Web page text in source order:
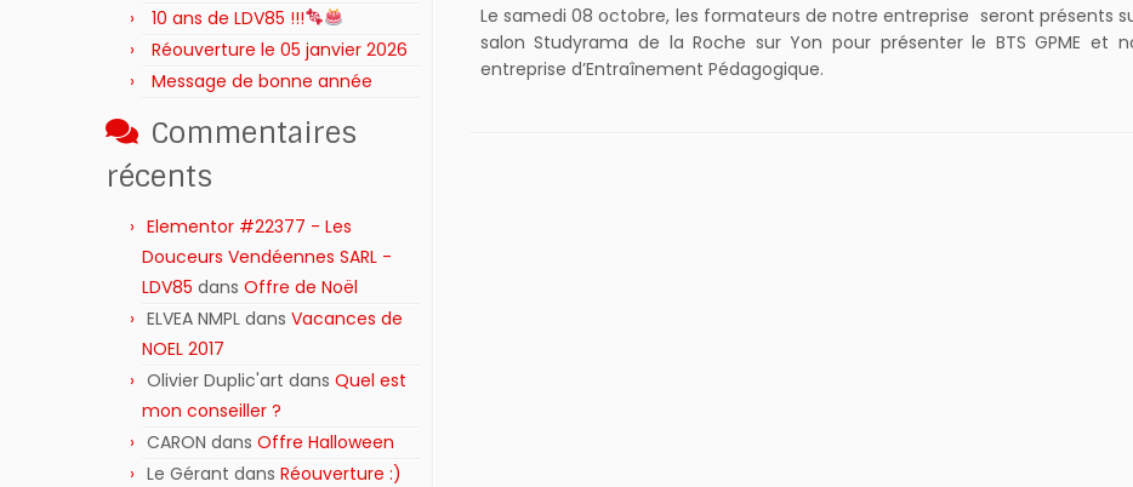
10 ans de LDV85 !!!
Réouverture le 05 janvier 2026
Message de bonne année
Commentaires
récents
Elementor #22377 - Les
Douceurs Vendéennes SARL -
LDV85 dans Offre de Noël
ELVEA NMPL dans Vacances de
NOEL 2017
Olivier Duplic'art dans Quel est
mon conseiller ?
CARON dans Offre Halloween
Le Gérant dans Réouverture :)
Le samedi 08 octobre, les formateurs de notre entreprise seront présents
salon Studyrama de la Roche sur Yon pour présenter le BTS GPME et
entreprise d’Entraînement Pédagogique.